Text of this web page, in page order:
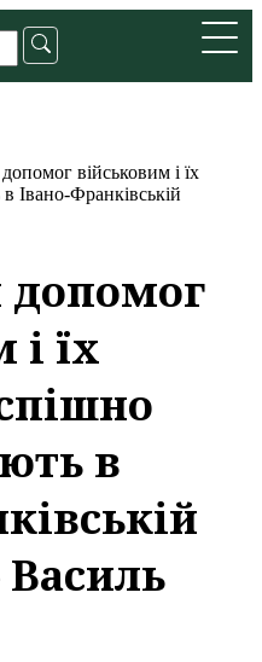
військовим і їх
Івано-Франківській
допомог
і їх
в
Василь